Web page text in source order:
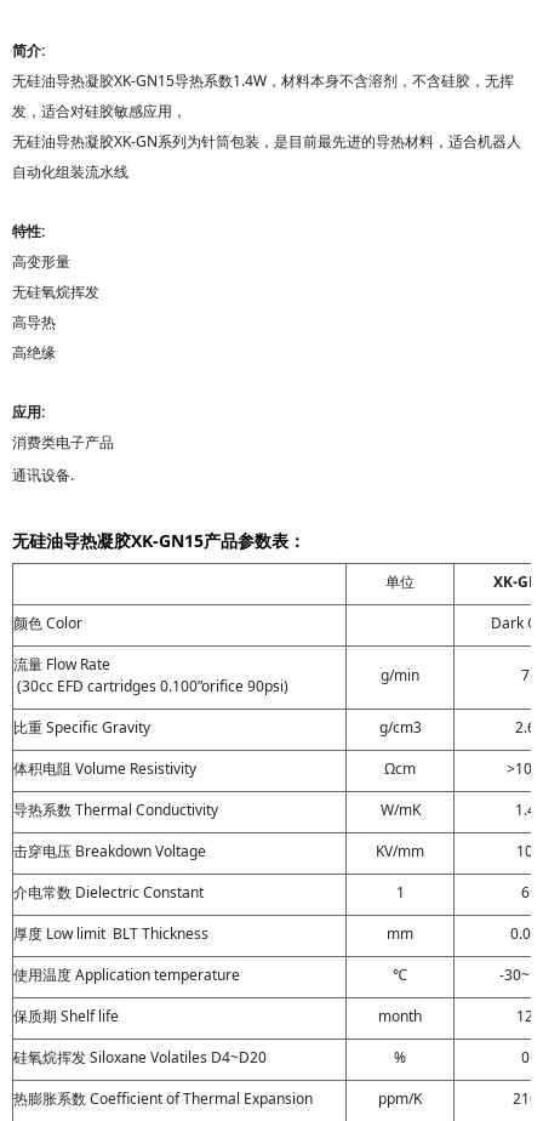
简介:
无硅油导热凝胶XK-GN15导热系数1.4W，材料本身不含溶剂，不含硅胶，无挥
发，适合对硅胶敏感应用，
无硅油导热凝胶XK-GN系列为针筒包装， 是目前最先进的导热材料，适合机器人
自动化组装流水线
特性:
高变形量
无硅氧烷挥发
高导热
高绝缘
应用:
消费类电子产品
通讯设备.
无硅油导热凝胶XK-GN15产品参数表：
单位
XK-
颜色 Color
Dark
流量 Flow Rate
(30cc EFD cartridges 0.100”orifice 90psi)
g/min 7
比重 Specific Gravity g/cm3
2.6
体积电阻 Volume Resistivity
Ωcm >10
导热系数 Thermal Conductivity W/mK
1.4
击穿电压 Breakdown Voltage
KV/mm
10
介电常数 Dielectric Constant
1
6
厚度 Low limit BLT Thickness
mm
0.05
使用温度 Application temperature
℃
-
保质期 Shelf life
month
12
硅氧烷挥发 Siloxane Volatiles D4~D20
%
0
热膨胀系数 Coefficient of Thermal Expansion
ppm/K 210